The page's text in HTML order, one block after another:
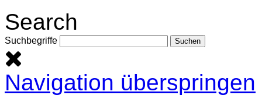
Search
Suchbegriffe
Navigation überspringen